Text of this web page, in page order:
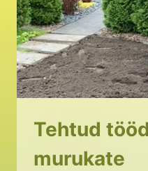
Tehtud
murukate